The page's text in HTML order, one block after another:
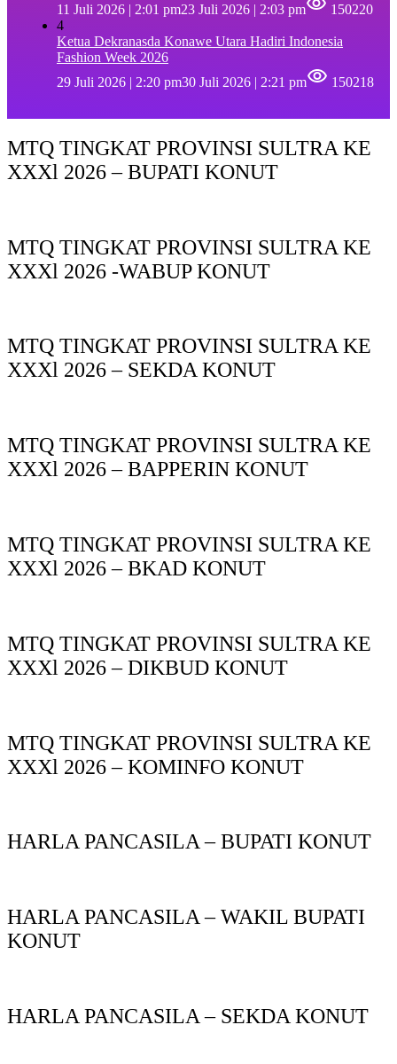
11 Juli 2026 | 2:01 pm23 Juli 2026 | 2:03 pm
150220
4
Ketua Dekranasda Konawe Utara Hadiri Indonesia
Fashion Week 2026
29 Juli 2026 | 2:20 pm30 Juli 2026 | 2:21 pm 150218
MTQ TINGKAT PROVINSI SULTRA KE
XXXl 2026 – BUPATI KONUT
MTQ TINGKAT PROVINSI SULTRA KE
XXXl 2026 -WABUP KONUT
MTQ TINGKAT PROVINSI SULTRA KE
XXXl 2026 – SEKDA KONUT
MTQ TINGKAT PROVINSI SULTRA KE
XXXl 2026 – BAPPERIN KONUT
MTQ TINGKAT PROVINSI SULTRA KE
XXXl 2026 – BKAD KONUT
MTQ TINGKAT PROVINSI SULTRA KE
XXXl 2026 – DIKBUD KONUT
MTQ TINGKAT PROVINSI SULTRA KE
XXXl 2026 – KOMINFO KONUT
HARLA PANCASILA – BUPATI KONUT
HARLA PANCASILA – WAKIL BUPATI
KONUT
HARLA PANCASILA – SEKDA KONUT